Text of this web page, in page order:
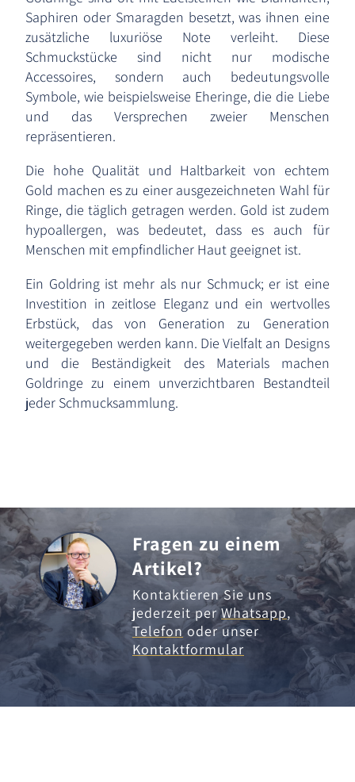
Saphiren oder Smaragden besetzt, was ihnen eine
zusätzliche luxuriöse Note verleiht. Diese
Schmuckstücke sind nicht nur modische
Accessoires, sondern auch bedeutungsvolle
Symbole, wie beispielsweise Eheringe, die die Liebe
und das Versprechen zweier Menschen
repräsentieren.
Die hohe Qualität und Haltbarkeit von echtem
Gold machen es zu einer ausgezeichneten Wahl für
Ringe, die täglich getragen werden. Gold ist zudem
hypoallergen, was bedeutet, dass es auch für
Menschen mit empfindlicher Haut geeignet ist.
Ein Goldring ist mehr als nur Schmuck; er ist eine
Investition in zeitlose Eleganz und ein wertvolles
Erbstück, das von Generation zu Generation
weitergegeben werden kann. Die Vielfalt an Designs
und die Beständigkeit des Materials machen
Goldringe zu einem unverzichtbaren Bestandteil
jeder Schmucksammlung.
Fragen zu einem
Artikel?
Kontaktieren Sie uns
jederzeit perWhatsapp,
Telefonoder unser
Kontaktformular